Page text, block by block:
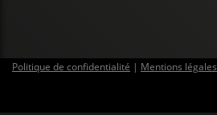
PARTENAIRES
Politique de confidentialité | Mentions légales